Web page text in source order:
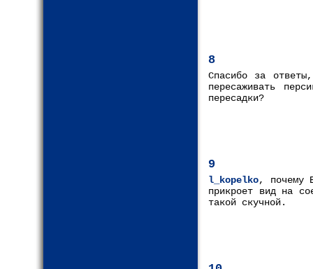
8
Спасибо за
пересаживать
пересадки?
9
l_kopelko, почему
прикроет вид на
такой скучной.